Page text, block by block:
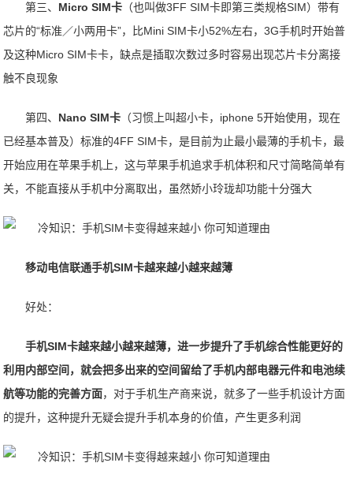
第三、 Micro SIM卡 （也叫做3FF SIM卡即第三类规格SIM）带有
芯片的“标准／小两用卡”，比Mini SIM卡小52%左右，3G手机时开始普
及这种Micro SIM卡卡，缺点是插取次数过多时容易出现芯片卡分离接
触不良现象
第四、 Nano SIM卡 （习惯上叫超小卡，iphone 5开始使用，现在
已经基本普及）标准的4FF SIM卡，是目前为止最小最薄的手机卡，最
开始应用在苹果手机上，这与苹果手机追求手机体积和尺寸简略简单有
关，不能直接从手机中分离取出，虽然娇小玲珑却功能十分强大
移动电信联通手机SIM卡越来越小越来越薄
好处：
手机SIM卡越来越小越来越薄，进一步提升了手机综合性能更好的
利用内部空间，就会把多出来的空间留给了手机内部电器元件和电池续
航等功能的完善方面，对于手机生产商来说，就多了一些手机设计方面
的提升，这种提升无疑会提升手机本身的价值，产生更多利润